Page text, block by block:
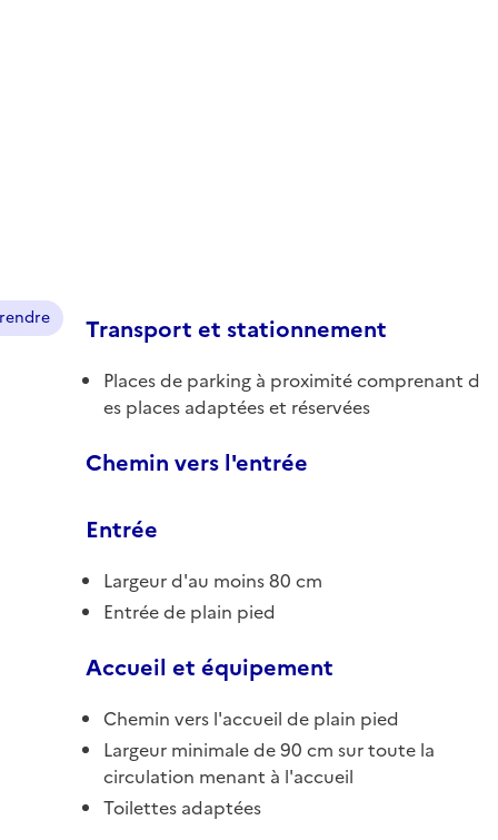
Transport et stationnement
Places de parking à proximité comprenant d
es places adaptées et réservées
Chemin vers l'entrée
Entrée
Largeur d'au moins 80 cm
Entrée de plain pied
Accueil et équipement
Chemin vers l'accueil de plain pied
Largeur minimale de 90 cm sur toute la
circulation menant à l'accueil
Toilettes adaptées